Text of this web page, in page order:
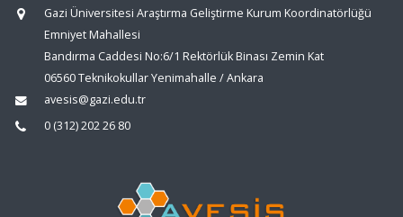
Gazi Üniversitesi Araştırma Geliştirme Kurum Koordinatörlüğü
Emniyet Mahallesi
Bandırma Caddesi No:6/1 Rektörlük Binası Zemin Kat
06560 Teknikokullar Yenimahalle / Ankara
avesis@gazi.edu.tr
0 (312) 202 26 80